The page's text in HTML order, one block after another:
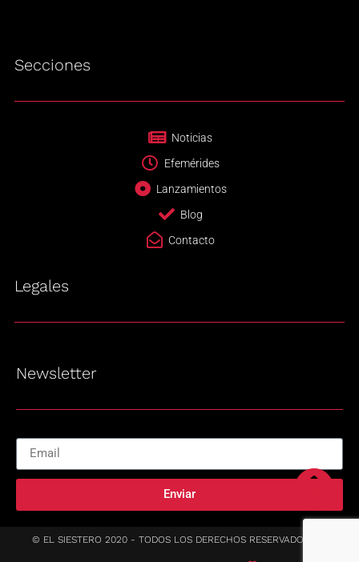
Secciones
Noticias
Efemérides
Lanzamientos
Blog
Contacto
Legales
Newsletter
Enviar
© EL SIESTERO 2020 - TODOS LOS DERECHOS RESERVADOS